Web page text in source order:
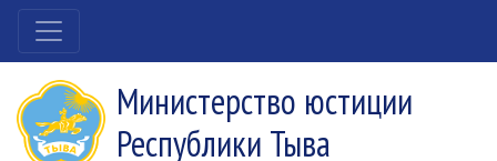
Министерство юстиции
Республики Тыва